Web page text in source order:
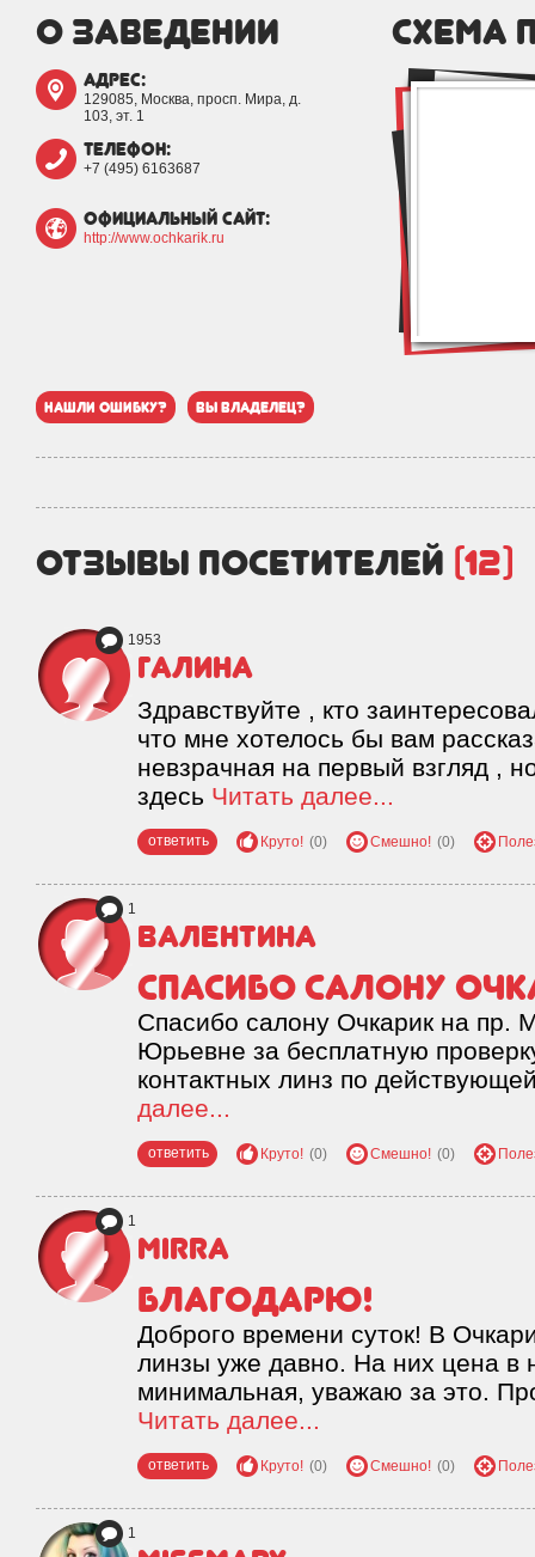
о заведении
адрес:
129085, Москва, просп. Мира, д.
103, эт. 1
телефон:
+7 (495) 6163687
официальный сайт:
http://www.ochkarik.ru
схема
нашли ошибку? вы владелец?
отзывы посетителей (12)
1953
Галина
Здравствуйте , кто
что мне хотелось бы вам
невзрачная на первый взгляд ,
здесь Читать далее...
ответить Круто! (0) Смешно! (0)
1
Валентина
Спасибо салону
Спасибо салону Очкарик на пр.
Юрьевне за бесплатную
контактных линз по
далее...
ответить Круто! (0) Смешно! (0)
1
Mirra
Благодарю!
Доброго времени суток! В
линзы уже давно. На них цена в
минимальная, уважаю за это.
Читать далее...
ответить Круто! (0) Смешно! (0)
1